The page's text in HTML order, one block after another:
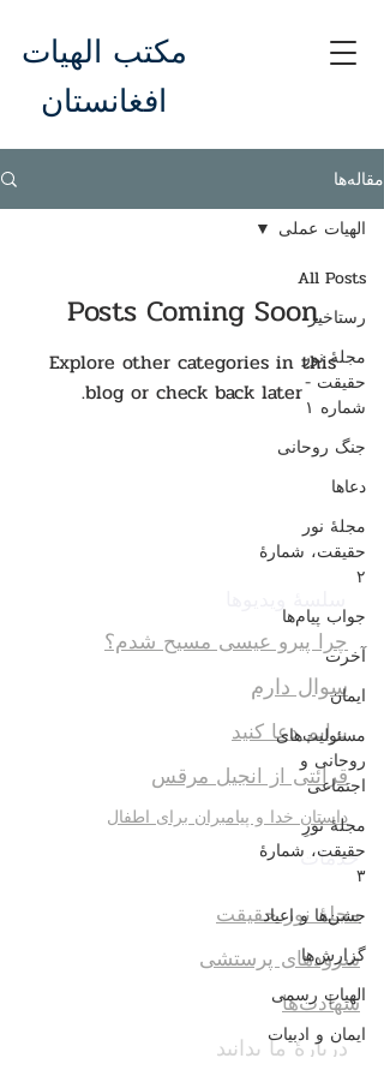
مکتب الهیات
افغانستان
مقاله‌ها
All Posts
رستاخیز
مجلهٔ نورِ
حقیقت -
شماره ۱
جنگ روحانی
دعاها
مجلهٔ نور
حقیقت، شمارهٔ
۲
جواب پیام‌ها
آخرت
ایمان
مسئولیت‌های
روحانی و
اجتماعی
مجلهٔ نورِ
حقیقت، شمارهٔ
۳
جشن‌ها و اعیاد
گزارش‌ها
الهیاتِ رسمی
ایمان و ادبیات
الهیات عملی
Posts Coming Soon
Explore other categories in this
blog or check back later.
چرا پیرو عیسی مسیح شدم؟
سوال دارم
برایم دعا کنید
قرائتی از انجیل مرقس
داستان خدا و پیامبران برای اطفال
خدمات
مجلهٔ نور حقیقت
سرودهای پرستشی
شهادت‌ها
دربارهٔ ما بدانید